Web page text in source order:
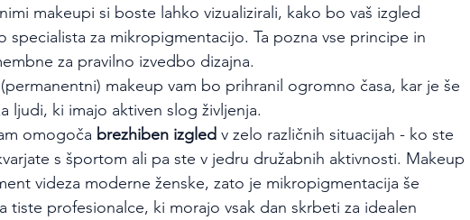
makeupi si boste lahko vizualizirali, kako bo vaš izgled
specialista za mikropigmentacijo. Ta pozna vse principe in
za pravilno izvedbo dizajna.
(permanentni) makeup vam bo prihranil ogromno časa, kar je še
ljudi, ki imajo aktiven slog življenja.
omogoča brezhiben izgled v zelo različnih situacijah - ko ste
s športom ali pa ste v jedru družabnih aktivnosti. Makeup
videza moderne ženske, zato je mikropigmentacija še
tiste profesionalce, ki morajo vsak dan skrbeti za idealen